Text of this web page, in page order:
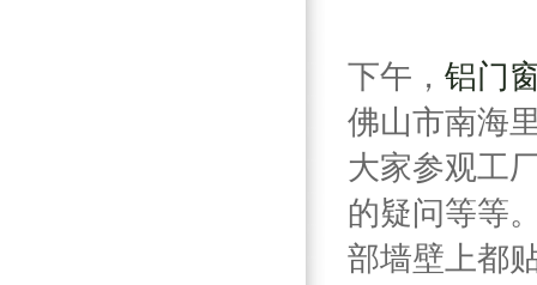
下午， 铝门
佛山市南海
大家参观工
的疑问等等
部墙壁上都